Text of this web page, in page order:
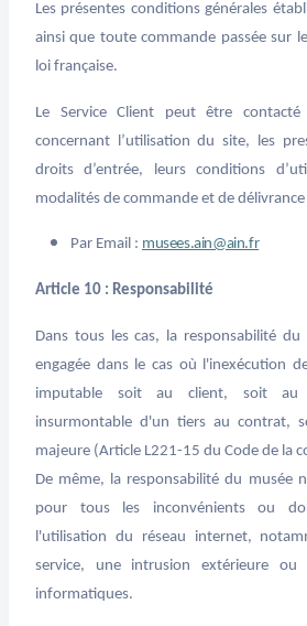
Les présentes conditions générales
ainsi que toute commande passée sur
loi française.
Le Service Client peut être
concernant l’utilisation du site, les
droits d’entrée, leurs conditions
modalités de commande et de délivrance
Par Email : musees.ain@ain.fr
Article 10 : Responsabilité
Dans tous les cas, la responsabilité
engagée dans le cas où l'inexécution
imputable soit au client, soit au
insurmontable d'un tiers au contrat,
majeure (Article L221-15 du Code de la
De même, la responsabilité du musée
pour tous les inconvénients ou
l'utilisation du réseau internet,
service, une intrusion extérieure ou
informatiques.